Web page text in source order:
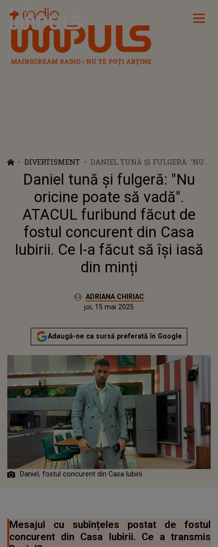
Radio Impuls
DIVERTISMENT
DANIEL TUNĂ ȘI FULGERĂ: "NU
ORICINE POATE SĂ VADĂ".
ATACUL FURIBUND FĂCUT DE
FOSTUL CONCURENT DIN CASA
IUBIRII. CE L-A FĂCUT SĂ ÎȘI
IASĂ DIN MINȚI
Daniel tună și fulgeră: "Nu
oricine poate să vadă".
ATACUL furibund făcut de
fostul concurent din Casa
Iubirii. Ce l-a făcut să își iasă
din minți
Autor:ADRIANA CHIRIAC
Actualizat:
joi, 15 mai 2025
Adaugă-ne ca sursă preferată în Google
Daniel, fostul concurent din Casa Iubirii
Mesajul cu subînțeles postat de fostul
concurent din Casa Iubirii. Ce a transmis